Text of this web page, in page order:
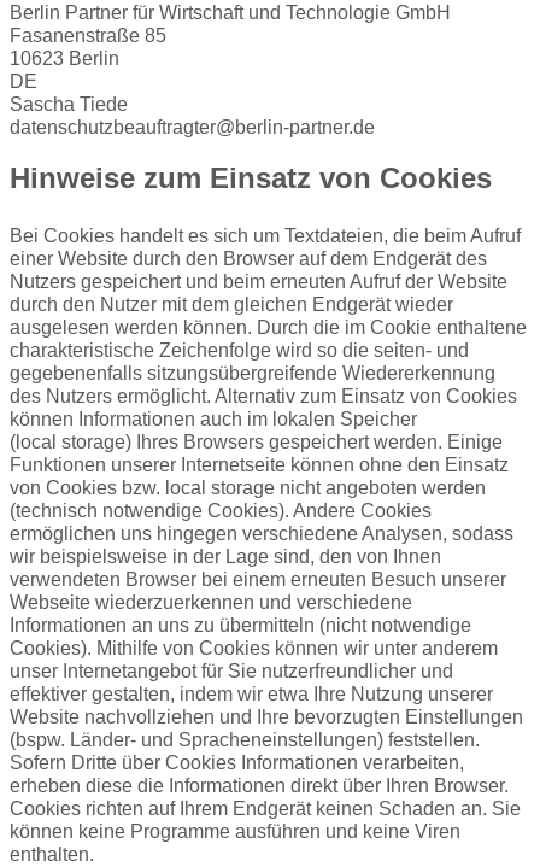
Berlin Partner für Wirtschaft und Technologie GmbH
Fasanenstraße 85
10623 Berlin
DE
Sascha Tiede
datenschutzbeauftragter@berlin-partner.de
Hinweise zum Einsatz von Cookies
Bei Cookies handelt es sich um Textdateien, die beim Aufruf
einer Website durch den Browser auf dem Endgerät des
Nutzers gespeichert und beim erneuten Aufruf der Website
durch den Nutzer mit dem gleichen Endgerät wieder
ausgelesen werden können. Durch die im Cookie enthaltene
charakteristische Zeichenfolge wird so die seiten- und
gegebenenfalls sitzungsübergreifende Wiedererkennung
des Nutzers ermöglicht. Alternativ zum Einsatz von Cookies
können Informationen auch im lokalen Speicher
( local storage) Ihres Browsers gespeichert werden. Einige
Funktionen unserer Internetseite können ohne den Einsatz
von Cookies bzw. local storage nicht angeboten werden
(technisch notwendige Cookies). Andere Cookies
ermöglichen uns hingegen verschiedene Analysen, sodass
wir beispielsweise in der Lage sind, den von Ihnen
verwendeten Browser bei einem erneuten Besuch unserer
Webseite wiederzuerkennen und verschiedene
Informationen an uns zu übermitteln (nicht notwendige
Cookies). Mithilfe von Cookies können wir unter anderem
unser Internetangebot für Sie nutzerfreundlicher und
effektiver gestalten, indem wir etwa Ihre Nutzung unserer
Website nachvollziehen und Ihre bevorzugten Einstellungen
(bspw. Länder- und Spracheneinstellungen) feststellen.
Sofern Dritte über Cookies Informationen verarbeiten,
erheben diese die Informationen direkt über Ihren Browser.
Cookies richten auf Ihrem Endgerät keinen Schaden an. Sie
können keine Programme ausführen und keine Viren
enthalten.